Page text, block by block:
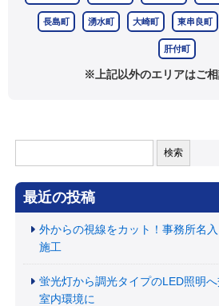
長島町 湧水町 大崎町 東串良町
肝付町
※上記以外のエリアはご
索:
最近の投稿
外からの視線をカット！事務所名
施工
蛍光灯から調光タイプのLED照明
室内環境に